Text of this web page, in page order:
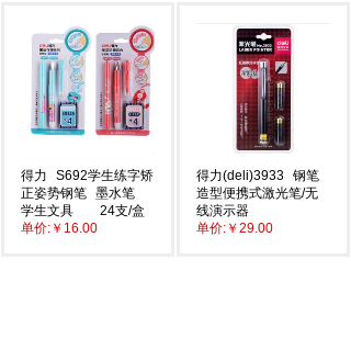
得力
S692学生练字矫
正姿势钢笔 墨水笔
学生文具
24支/盒
单价: ￥16.00
得力(deli)3933 钢笔
造型便携式激光笔/无
线演示器
单价: ￥29.00